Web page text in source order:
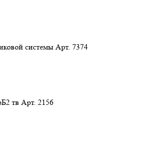
системы Арт. 7374
тв Арт. 2156